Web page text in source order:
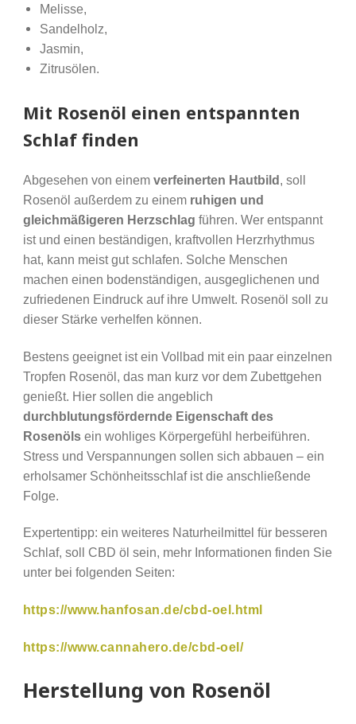
Melisse,
Sandelholz,
Jasmin,
Zitrusölen.
Mit Rosenöl einen entspannten
Schlaf finden
Abgesehen von einem verfeinerten Hautbild, soll
Rosenöl außerdem zu einem ruhigen und
gleichmäßigeren Herzschlag führen. Wer entspannt
ist und einen beständigen, kraftvollen Herzrhythmus
hat, kann meist gut schlafen. Solche Menschen
machen einen bodenständigen, ausgeglichenen und
zufriedenen Eindruck auf ihre Umwelt. Rosenöl soll zu
dieser Stärke verhelfen können.
Bestens geeignet ist ein Vollbad mit ein paar einzelnen
Tropfen Rosenöl, das man kurz vor dem Zubettgehen
genießt. Hier sollen die angeblich
durchblutungsfördernde Eigenschaft des
Rosenölsein wohliges Körpergefühl herbeiführen.
Stress und Verspannungen sollen sich abbauen – ein
erholsamer Schönheitsschlaf ist die anschließende
Folge.
Expertentipp: ein weiteres Naturheilmittel für besseren
Schlaf, soll CBD öl sein, mehr Informationen finden Sie
unter bei folgenden Seiten:
https://www.hanfosan.de/cbd-oel.html
https://www.cannahero.de/cbd-oel/
Herstellung von Rosenöl